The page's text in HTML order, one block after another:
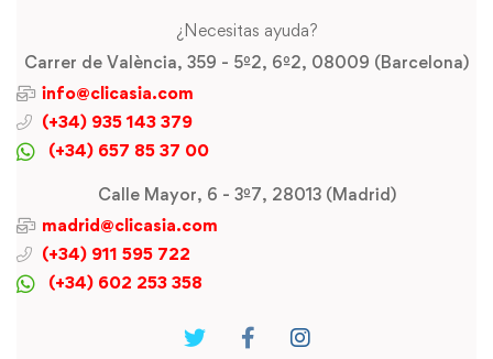
¿Necesitas ayuda?
Carrer de València, 359 - 5º2, 6º2, 08009 (Barcelona)
info@clicasia.com
(+34) 935 143 379
(+34) 657 85 37 00
Calle Mayor, 6 - 3º7, 28013 (Madrid)
madrid@clicasia.com
(+34) 911 595 722
(+34) 602 253 358